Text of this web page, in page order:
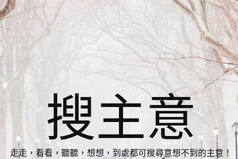
搜主意
走走，看看，聽聽，想想，到處都可搜尋意想不到的主意！